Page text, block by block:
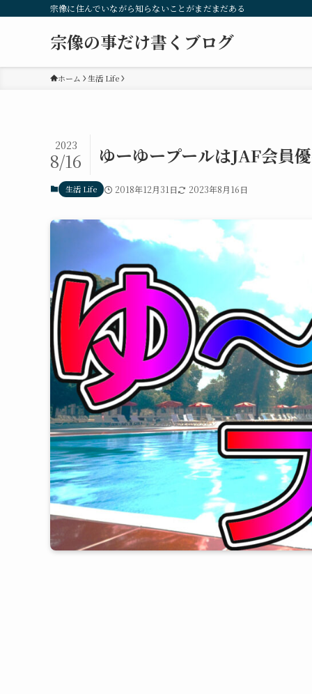
宗像に住んでいながら知らないことがまだまだある
宗像の事だけ書くブログ
ホーム 生活 Life
ゆーゆープールはJAF会員
2023
8/16
生活 Life 2018年12月31日 2023年8月16日